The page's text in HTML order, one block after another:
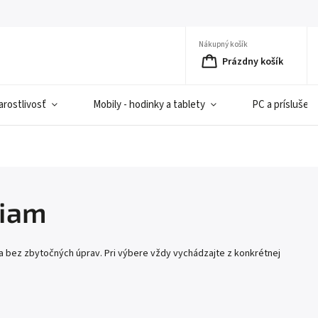
Nákupný košík
Prázdny košík
Mobily - hodinky a tablety PC a
zbytočných úprav. Pri výbere vždy vychádzajte z konkrétnej